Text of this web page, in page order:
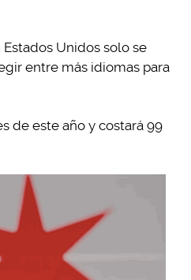
Unidos solo se
entre más idiomas para
de este año y costará 99